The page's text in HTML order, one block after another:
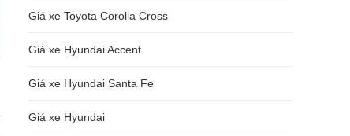
Giá xe Toyota Corolla Cross
Giá xe Hyundai Accent
Giá xe Hyundai Santa Fe
Giá xe Hyundai